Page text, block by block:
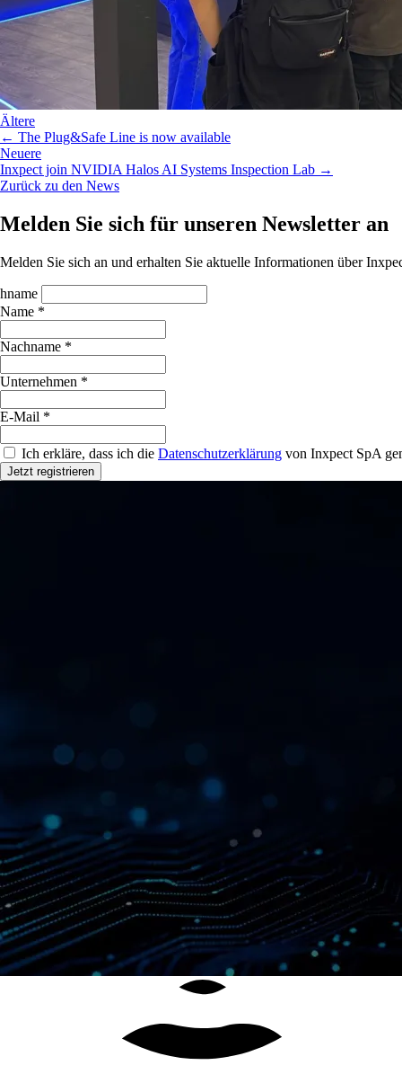
Ältere
← The Plug&Safe Line is now available
Neuere
Inxpect join NVIDIA Halos AI Systems Inspection Lab →
Zurück zu den News
Melden Sie sich für unseren Newsletter an
Melden Sie sich an und erhalten Sie aktuelle Informationen über
hname
Name *
Nachname *
Unternehmen *
E-Mail *
Ich erkläre, dass ich die Datenschutzerklärung von Inxpect SpA
Jetzt registrieren